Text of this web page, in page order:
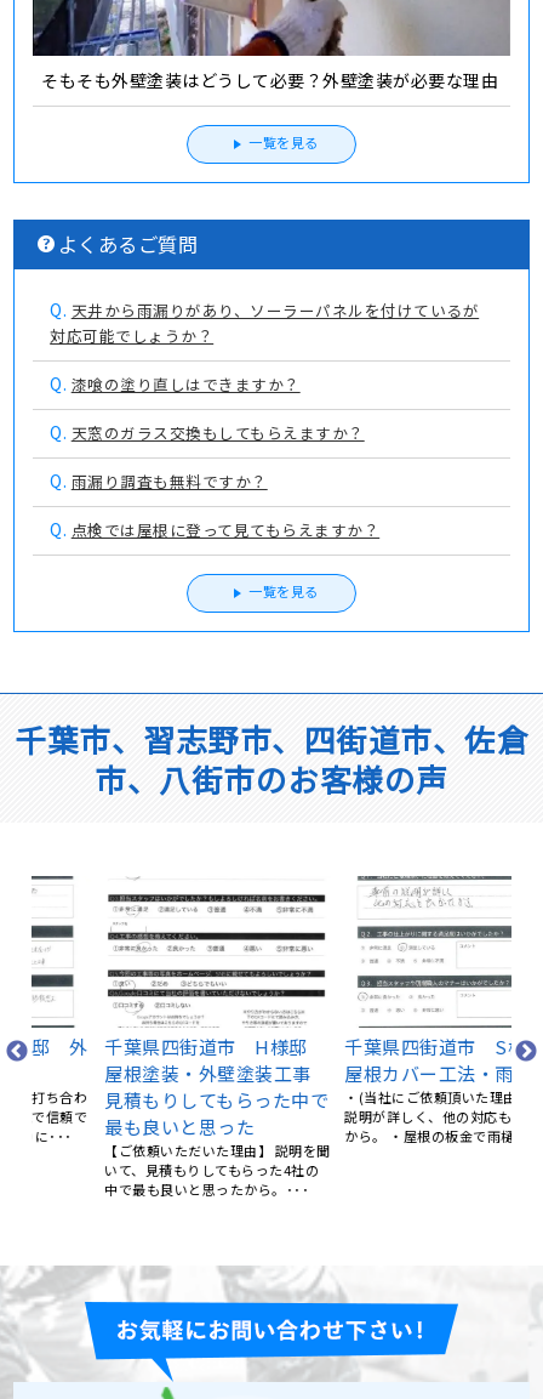
そもそも外壁塗装はどうして必要？外壁塗装が必要な理由
一覧を見る
よくあるご質問
Q. 天井から雨漏りがあり、ソーラーパネルを付けているが
対応可能でしょうか？
Q. 漆喰の塗り直しはできますか？
Q. 天窓のガラス交換もしてもらえますか？
Q. 雨漏り調査も無料ですか？
Q. 点検では屋根に登って見てもらえますか？
一覧を見る
千葉市、習志野市、四街道市、佐倉
市、八街市のお客様の声
千葉県四街道市 H様邸
屋根塗装・外壁塗装工事
見積もりしてもらった中で
最も良いと思った
【ご依頼いただいた理由】 説明を聞
いて、見積もりしてもらった4社の
中で最も良いと思ったから。･･･
千葉県四街道市 S様邸
屋根カバー工法・雨樋交換
・(当社にご依頼頂いた理由)事前の
説明が詳しく、他の対応も良かった
から。 ・屋根の板金で雨樋･･･